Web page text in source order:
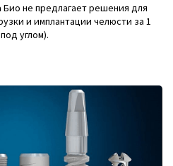
не предлагает решения для
и имплантации челюсти за 1
углом).